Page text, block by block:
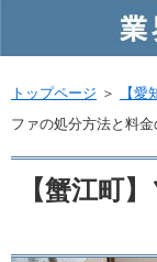
トップページ ＞ 【
ファの処分方法と料金
【蟹江町